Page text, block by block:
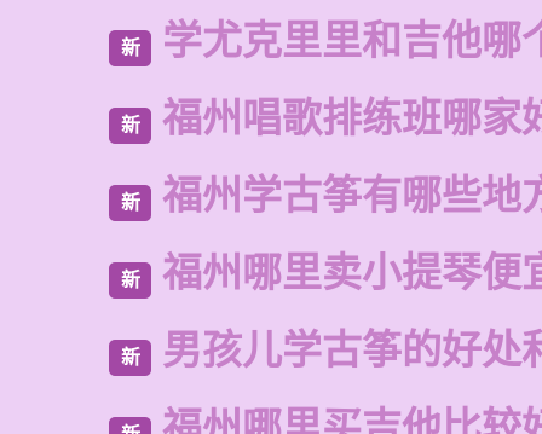
新 学尤克里里和吉他哪
新 福州唱歌排练班哪家
新 福州学古筝有哪些地
新 福州哪里卖小提琴便
新 男孩儿学古筝的好处